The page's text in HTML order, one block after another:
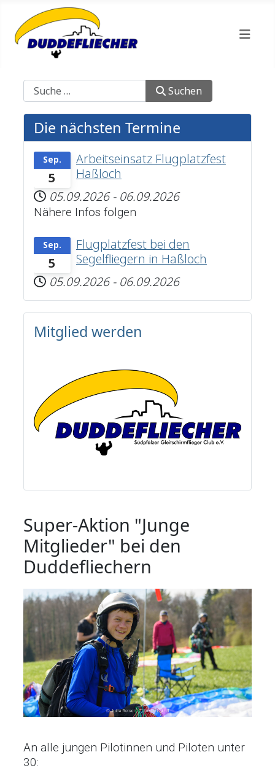
Super-Aktion "Junge
Mitglieder" bei den
Duddefliechern
An alle jungen Pilotinnen und Piloten unter
30:
Suchen Suchen
Die nächsten Termine
5
Sep.
Arbeitseinsatz Flugplatzfest
Haßloch
05.09.2026 - 06.09.2026
Nähere Infos folgen
5
Sep.
Flugplatzfest bei den
Segelfliegern in Haßloch
05.09.2026 - 06.09.2026
Mitglied werden